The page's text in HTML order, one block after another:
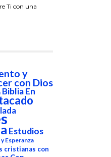
Ti con una
y
con Dios
Biblia En
Estudios
y Esperanza
cristianas con